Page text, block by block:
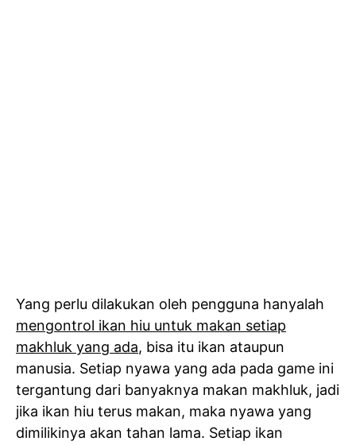
Yang perlu dilakukan oleh pengguna hanyalah
mengontrol ikan hiu untuk makan setiap
makhluk yang ada, bisa itu ikan ataupun
manusia. Setiap nyawa yang ada pada game ini
tergantung dari banyaknya makan makhluk, jadi
jika ikan hiu terus makan, maka nyawa yang
dimilikinya akan tahan lama. Setiap ikan